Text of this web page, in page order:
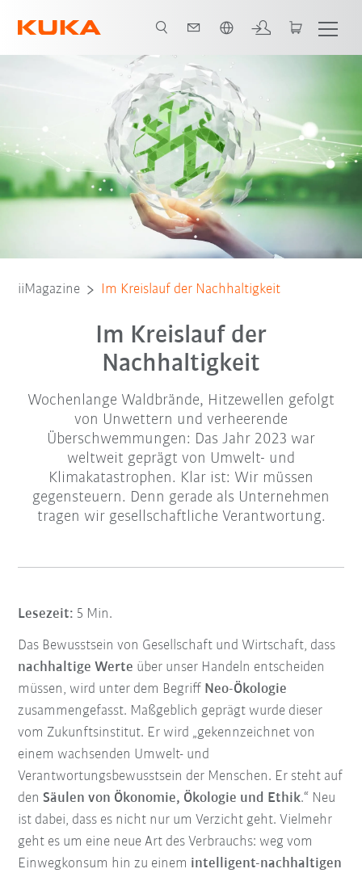
iiMagazine Im Kreislauf der Nachhaltigkeit
Im Kreislauf der
Nachhaltigkeit
Wochenlange Waldbrände, Hitzewellen gefolgt
von Unwettern und verheerende
Überschwemmungen: Das Jahr 2023 war
weltweit geprägt von Umwelt- und
Klimakatastrophen. Klar ist: Wir müssen
gegensteuern. Denn gerade als Unternehmen
tragen wir gesellschaftliche Verantwortung.
Lesezeit: 5 Min.
Das Bewusstsein von Gesellschaft und Wirtschaft, dass
nachhaltige Werte über unser Handeln entscheiden
müssen, wird unter dem Begriff Neo-Ökologie
zusammengefasst. Maßgeblich geprägt wurde dieser
vom Zukunftsinstitut. Er wird „gekennzeichnet von
einem wachsenden Umwelt- und
Verantwortungsbewusstsein der Menschen. Er steht auf
denSäulen von Ökonomie, Ökologie und Ethik.“ Neu
ist dabei, dass es nicht nur um Verzicht geht. Vielmehr
geht es um eine neue Art des Verbrauchs: weg vom
Einwegkonsum hin zu einem intelligent-nachhaltigen